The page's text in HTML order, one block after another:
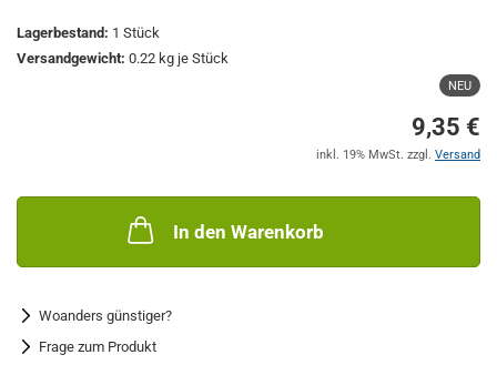
Lagerbestand: 1 Stück
Versandgewicht: 0.22 kg je Stück
NEU
9,35 €
inkl. 19% MwSt. zzgl. Versand
In den Warenkorb
Woanders günstiger?
Frage zum Produkt